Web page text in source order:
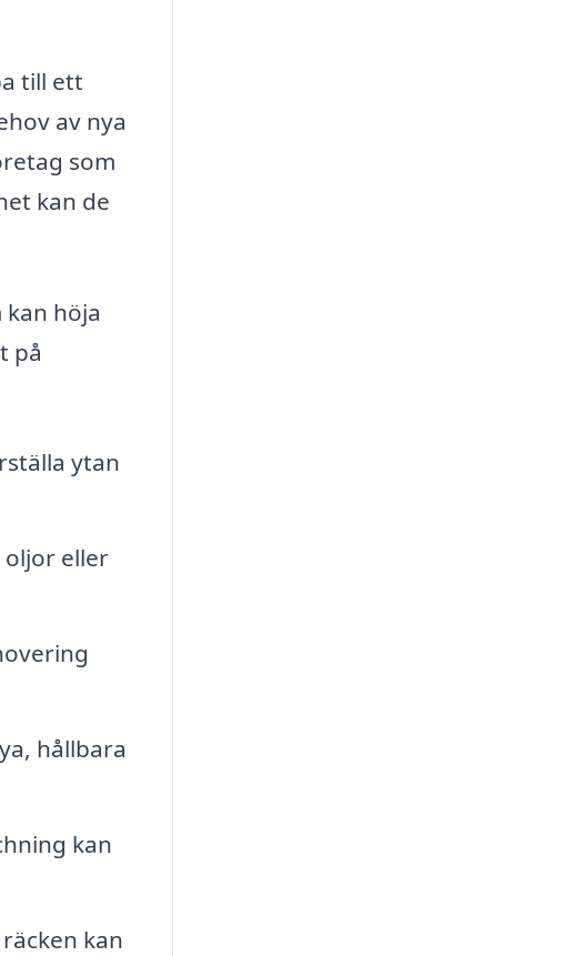
till ett
av nya
som
kan de
höja
på
ytan
oljor eller
hållbara
kan
kan